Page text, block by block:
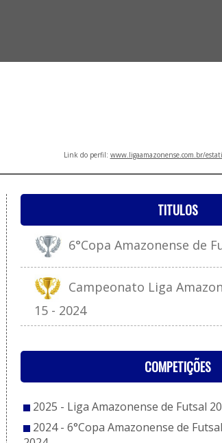
Link do perfil: www.ligaamazonense.com.br/
TITULOS
6°Copa Amazonense de
Campeonato Liga
15 - 2024
COMPETIÇÕES
2025 - Liga Amazonense de Futsal
2024 - 6°Copa Amazonense de